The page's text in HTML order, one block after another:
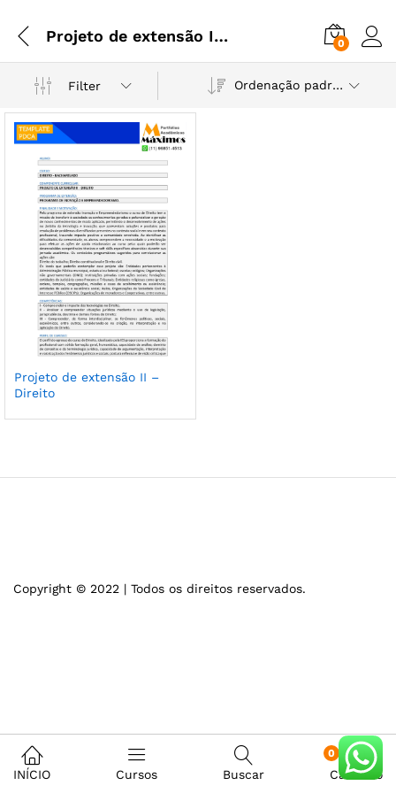
Projeto de extensão II - Direito 0
Filter Ordenação padrão
Projeto de extensão II –
Direito
Copyright © 2022 | Todos os direitos reservados.
INÍCIO Cursos Buscar
0
Carrinho